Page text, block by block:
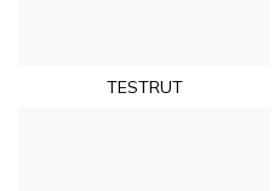
TESTRUT